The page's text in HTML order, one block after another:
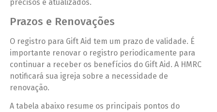
precisos e atualizados.
Prazos e Renovações
O registro para Gift Aid tem um prazo de validade. É
importante renovar o registro periodicamente para
continuar a receber os benefícios do Gift Aid. A HMRC
notificará sua igreja sobre a necessidade de
renovação.
A tabela abaixo resume os principais pontos do